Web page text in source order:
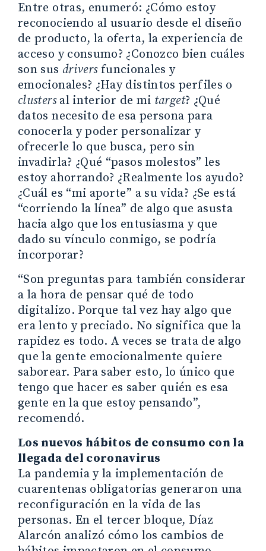
Entre otras, enumeró: ¿Cómo estoy
reconociendo al usuario desde el diseño
de producto, la oferta, la experiencia de
acceso y consumo? ¿Conozco bien cuáles
son sus driversfuncionales y
emocionales? ¿Hay distintos perfiles o
clustersal interior de mi target? ¿Qué
datos necesito de esa persona para
conocerla y poder personalizar y
ofrecerle lo que busca, pero sin
invadirla? ¿Qué “pasos molestos” les
estoy ahorrando? ¿Realmente los ayudo?
¿Cuál es “mi aporte” a su vida? ¿Se está
“corriendo la línea” de algo que asusta
hacia algo que los entusiasma y que
dado su vínculo conmigo, se podría
incorporar?
“Son preguntas para también considerar
a la hora de pensar qué de todo
digitalizo. Porque tal vez hay algo que
era lento y preciado. No significa que la
rapidez es todo. A veces se trata de algo
que la gente emocionalmente quiere
saborear. Para saber esto, lo único que
tengo que hacer es saber quién es esa
gente en la que estoy pensando”,
recomendó.
Los nuevos hábitos de consumo con la
llegada del coronavirus
La pandemia y la implementación de
cuarentenas obligatorias generaron una
reconfiguración en la vida de las
personas. En el tercer bloque, Díaz
Alarcón analizó cómo los cambios de